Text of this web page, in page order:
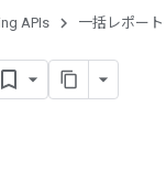
APIs 一括レポート